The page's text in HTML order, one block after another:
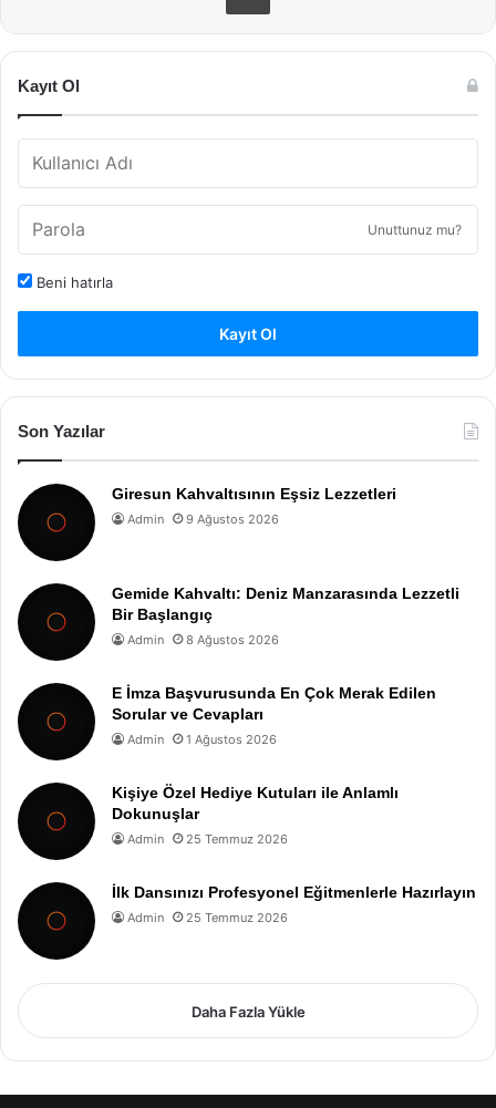
Kayıt Ol
Unuttunuz mu?
Beni hatırla
Kayıt Ol
Son Yazılar
Giresun Kahvaltısının Eşsiz Lezzetleri
Admin 9 Ağustos 2026
Gemide Kahvaltı: Deniz Manzarasında Lezzetli
Bir Başlangıç
Admin 8 Ağustos 2026
E İmza Başvurusunda En Çok Merak Edilen
Sorular ve Cevapları
Admin 1 Ağustos 2026
Kişiye Özel Hediye Kutuları ile Anlamlı
Dokunuşlar
Admin 25 Temmuz 2026
İlk Dansınızı Profesyonel Eğitmenlerle Hazırlayın
Admin 25 Temmuz 2026
Daha Fazla Yükle